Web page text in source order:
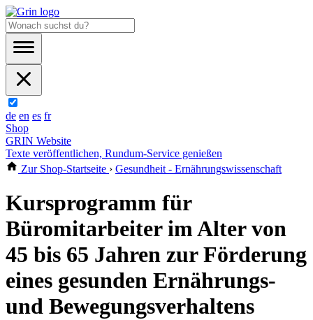
de en es fr
Shop
GRIN Website
Texte veröffentlichen, Rundum-Service genießen
Zur Shop-Startseite › Gesundheit - Ernährungswissenschaft
Kursprogramm für
Büromitarbeiter im Alter von
45 bis 65 Jahren zur Förderung
eines gesunden Ernährungs-
und Bewegungsverhaltens